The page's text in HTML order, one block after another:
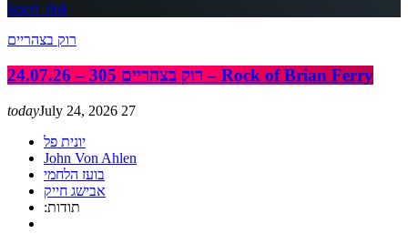
insert_link
רוק בצהריים
רוק בצהריים 305 – 24.07.26 – Rock of Brian Ferry
todayJuly 24, 2026 27
יונית פל
John Von Ahlen
בועז הלחמי
אבישג חייק
:תודות